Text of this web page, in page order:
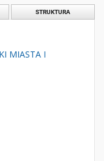
STRUKTURA
MIASTA I